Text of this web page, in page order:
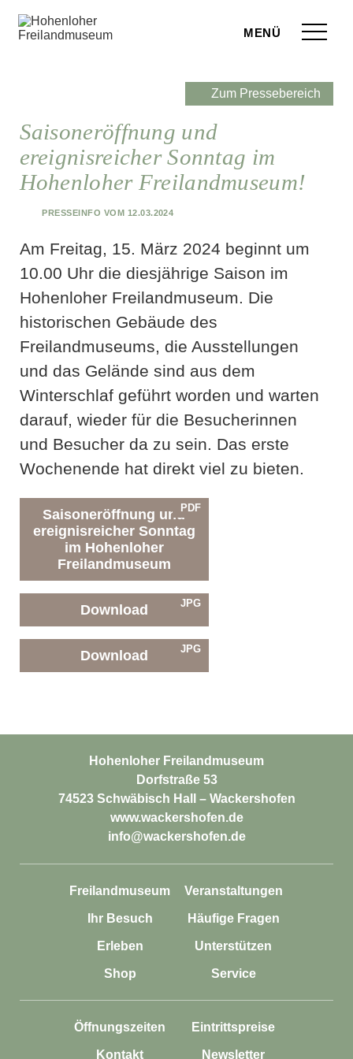
Menü
Besuch
Fragen
Zum Pressebereich
Saisoneröffnung und
ereignisreicher Sonntag im
Hohenloher Freilandmuseum!
Presseinfo vom 12.03.2024
Am Freitag, 15. März 2024 beginnt um
10.00 Uhr die diesjährige Saison im
Hohenloher Freilandmuseum. Die
historischen Gebäude des
Freilandmuseums, die Ausstellungen
und das Gelände sind aus dem
Winterschlaf geführt worden und warten
darauf, wieder für die Besucherinnen
und Besucher da zu sein. Das erste
Wochenende hat direkt viel zu bieten.
Saisoneröffnung und
ereignisreicher Sonntag
im Hohenloher
Freilandmuseum
PDF
Download JPG
Download JPG
Hohenloher Freilandmuseum
Dorfstraße 53
74523 Schwäbisch Hall – Wackershofen
www.wackershofen.de
info@wackershofen.de
Freilandmuseum Veranstaltungen
Ihr Besuch Häufige Fragen
Erleben Unterstützen
Shop Service
Öffnungszeiten Eintrittspreise
Kontakt Newsletter